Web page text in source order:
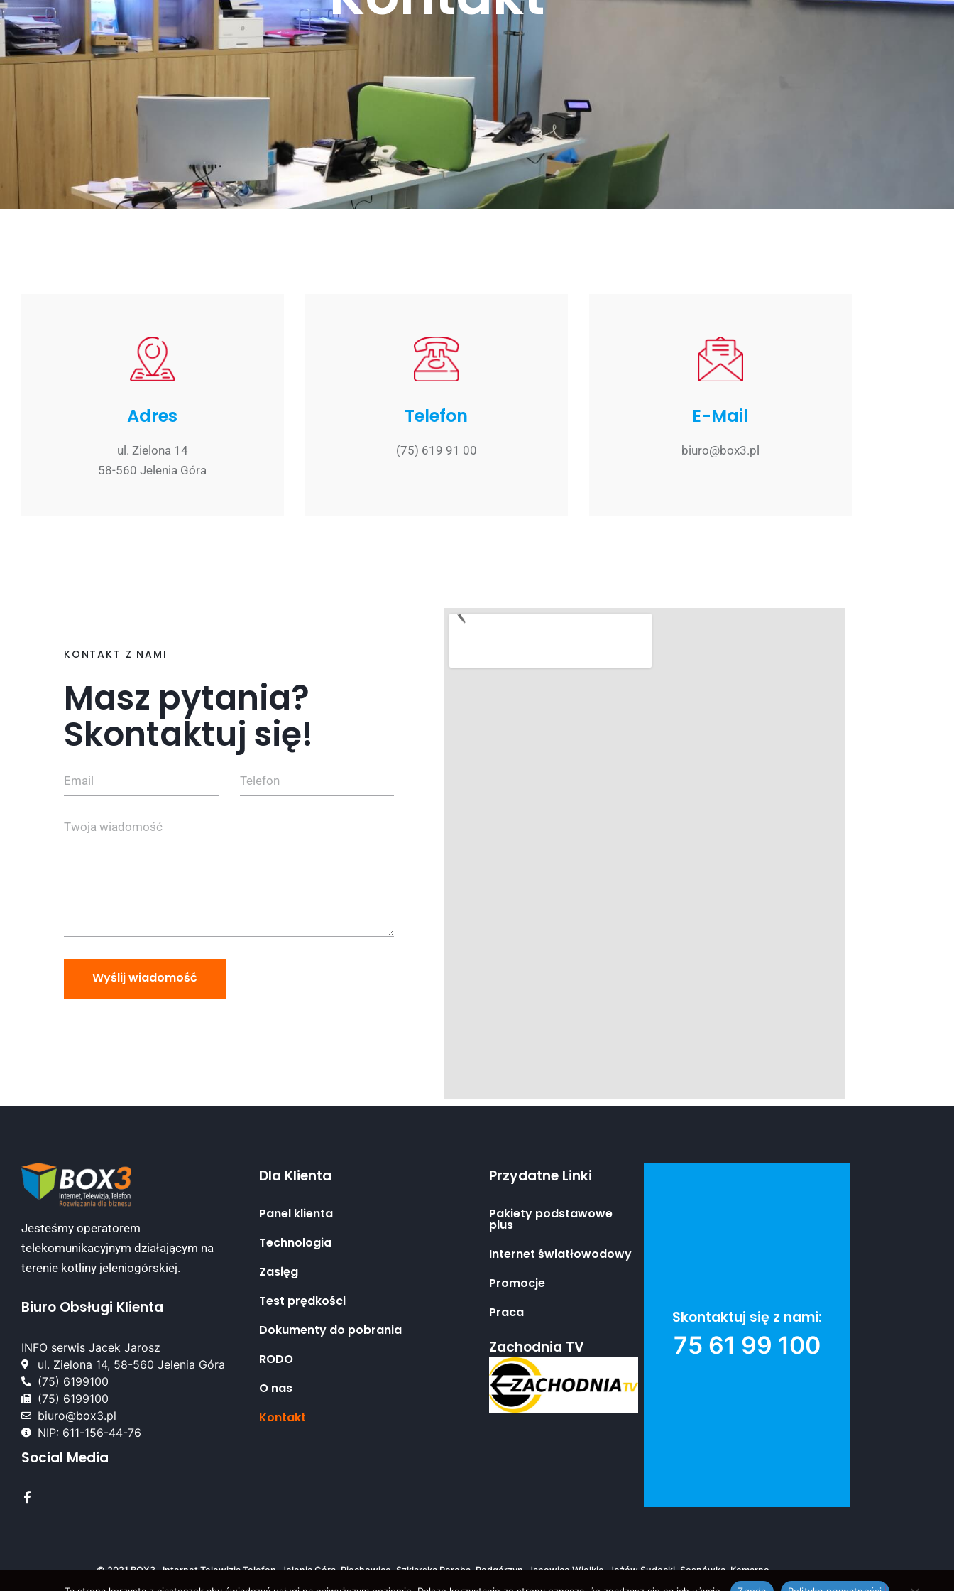
Adres
ul. Zielona 14
58-560 Jelenia Góra
Telefon
(75) 619 91 00
E-Mail
biuro@box3.pl
KONTAKT Z NAMI
Masz pytania?
Skontaktuj się!
Wyślij wiadomość
Jesteśmy operatorem
telekomunikacyjnym działającym na
terenie kotliny jeleniogórskiej.
Biuro Obsługi Klienta
INFO serwis Jacek Jarosz
ul. Zielona 14, 58-560 Jelenia Góra
(75) 6199100
(75) 6199100
biuro@box3.pl
NIP: 611-156-44-76
Social Media
Dla Klienta
Panel klienta
Technologia
Zasięg
Test prędkości
Dokumenty do pobrania
RODO
O nas
Kontakt
Przydatne Linki
Pakiety podstawowe
plus
Internet światłowodowy
Promocje
Praca
Zachodnia TV
Skontaktuj się z nami:
75 61 99 100
© 2021 BOX3 . Internet Telewizja Telefon, Jelenia Góra, Piechowice, Szklarska Poręba, Podgórzyn, Janowice Wielkie, Jeżów Sudecki, Sosnówka, Komarno.